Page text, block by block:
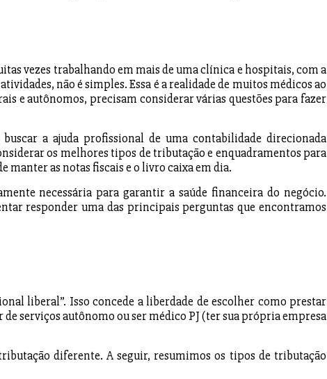
vezes trabalhando em mais de uma clínica e hospitais, com a
não é simples. Essa é a realidade de muitos médicos ao
e autônomos, precisam considerar várias questões para fazer
a ajuda profissional de uma contabilidade direcionada
os melhores tipos de tributação e enquadramentos para
manter as notas fiscais e o livro caixa em dia.
necessária para garantir a saúde financeira do negócio.
responder uma das principais perguntas que encontramos
liberal”. Isso concede a liberdade de escolher como prestar
serviços autônomo ou ser médico PJ (ter sua própria empresa
diferente. A seguir, resumimos os tipos de tributação